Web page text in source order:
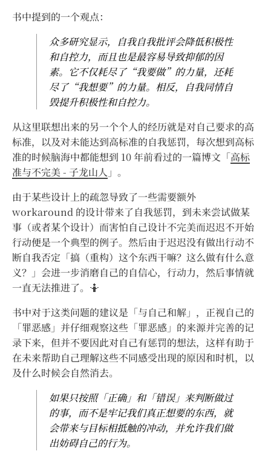
书中提到的一个观点：
众多研究显示，自我自我批评会降低积极性
和自控力，而且也是最容易导致抑郁的因
素。它不仅耗尽了“我要做”的力量，还耗
尽了“我想要”的力量。相反，自我同情自
毁提升积极性和自控力。
从这里联想出来的另一个个人的经历就是对自己要求的高
标准，以及对未能达到高标准的自我惩罚，每次想到高标
准的时候脑海中都能想到 10 年前看过的一篇博文「高标
准与不完美 - 子龙山人 」。
由于某些设计上的疏忽导致了一些需要额外
workaround 的设计带来了自我惩罚，到未来尝试做某
事（或者某个设计）而害怕自己设计不完美而迟迟不开始
行动便是一个典型的例子。然后由于迟迟没有做出行动不
断自我否定「搞（重构）这个东西干嘛？这么做有什么意
义？」会进一步消磨自己的自信心，行动力，然后事情就
一直无法推进了。🤷
书中对于这类问题的建议是「与自己和解」，正视自己的
「罪恶感」并仔细观察这些「罪恶感」的来源并完善的记
录下来，但并不要因此对自己有惩罚的想法，这样有助于
在未来帮助自己理解这些不同感受出现的原因和时机，以
及什么时候会自然消去。
如果只按照「正确」和「错误」来判断做过
的事，而不是牢记我们真正想要的东西，就
会带来与目标相抵触的冲动，并允许我们做
出妨碍自己的行为。